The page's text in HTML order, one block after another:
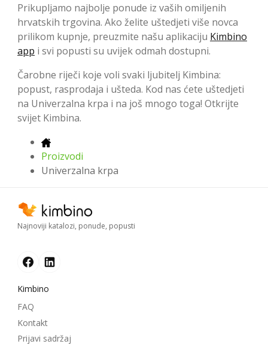
Prikupljamo najbolje ponude iz vaših omiljenih
hrvatskih trgovina. Ako želite uštedjeti više novca
prilikom kupnje, preuzmite našu aplikaciju Kimbino
app i svi popusti su uvijek odmah dostupni.
Čarobne riječi koje voli svaki ljubitelj Kimbina:
popust, rasprodaja i ušteda. Kod nas ćete uštedjeti
na Univerzalna krpa i na još mnogo toga! Otkrijte
svijet Kimbina.
Proizvodi
Univerzalna krpa
Najnoviji katalozi, ponude, popusti
Kimbino
FAQ
Kontakt
Prijavi sadržaj